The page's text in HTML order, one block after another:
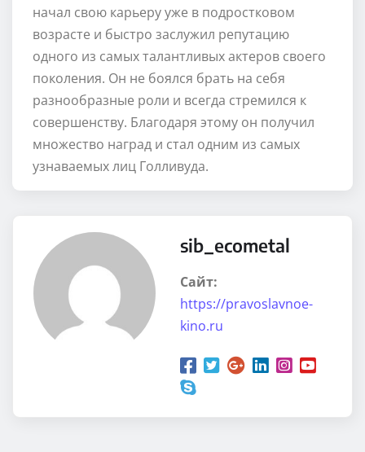
начал свою карьеру уже в подростковом
возрасте и быстро заслужил репутацию
одного из самых талантливых актеров своего
поколения. Он не боялся брать на себя
разнообразные роли и всегда стремился к
совершенству. Благодаря этому он получил
множество наград и стал одним из самых
узнаваемых лиц Голливуда.
sib_ecometal
Сайт:
https://pravoslavnoe-
kino.ru